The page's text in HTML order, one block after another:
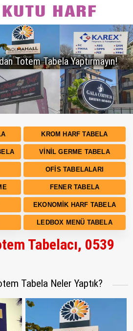
Totem Tabela Yaptırmayın!
KROM HARF TABELA
VINIL GERME TABELA
OFIS TABELALARI
FENER TABELA
EKONOMIK HARF TABELA
LEDBOX MENÜ TABELA
Tabelacı, 0539
Tabela Neler Yaptık?